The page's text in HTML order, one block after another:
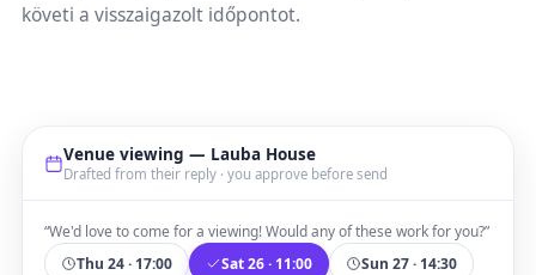
követi a visszaigazolt időpontot.
Venue viewing — Lauba House
Drafted from their reply · you approve before send
“We'd love to come for a viewing! Would any of these work for you?”
Thu 24 · 17:00
Sat 26 · 11:00
Sun 27 · 14:30